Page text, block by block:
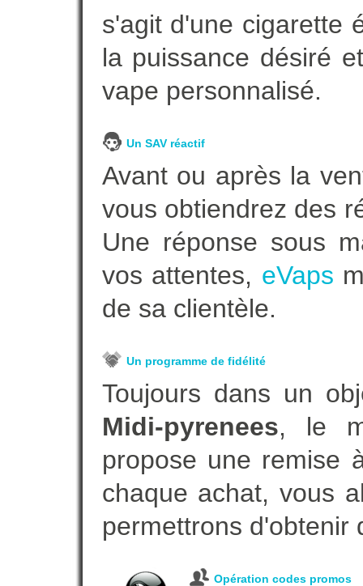
s'agit d'une cigarette
la puissance désiré
vape personnalisé.
Un SAV réactif
Avant ou après la
vous obtiendrez des
Une réponse sous
vos attentes, eVaps
de sa clientèle.
Un programme de fidélité
Toujours dans un
Midi-pyrenees, le
propose une remise
chaque achat, vous
permettrons d'obtenir
Opération codes promos